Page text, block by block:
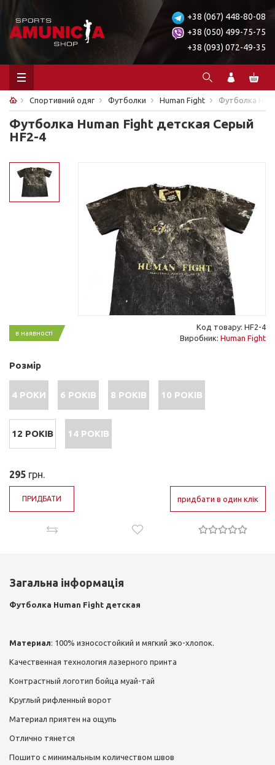
+38 (067) 448-80-08
+38 (050) 499-75-75
+38 (093) 072-49-35
Спортивний одяг Футболки Human Fight Футболка
Футболка Human Fight детская Серый
HF2-4
в наявності
Код товару: HF2-4
Виробник: Human Fight
Розмір
4 РОКИ 6 РОКІВ 8 РОКІВ 10 РОКІВ
12 РОКІВ 14 РОКІВ
295 грн.
ПРИДБАТИ придбати в один клік
Загальна інформація
Футболка Human Fight детская
Материал: 100% износостойкий и мягкий эко-хлопок.
Качественная технология лазерного принта
Контрастный логотип бойца муай-тай
Круглый рифленный ворот
Материал приятен на ощупь
Отлично тянется
Пошито с минимальным количеством швов